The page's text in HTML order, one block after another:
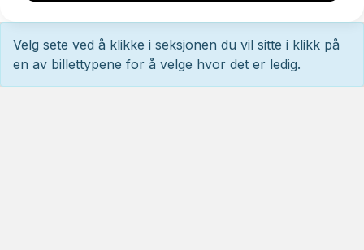
Velg sete ved å klikke i seksjonen du vil sitte i klikk på
en av billettypene for å velge hvor det er ledig.